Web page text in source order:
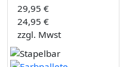
29,95 €
24,95 €
zzgl. Mwst